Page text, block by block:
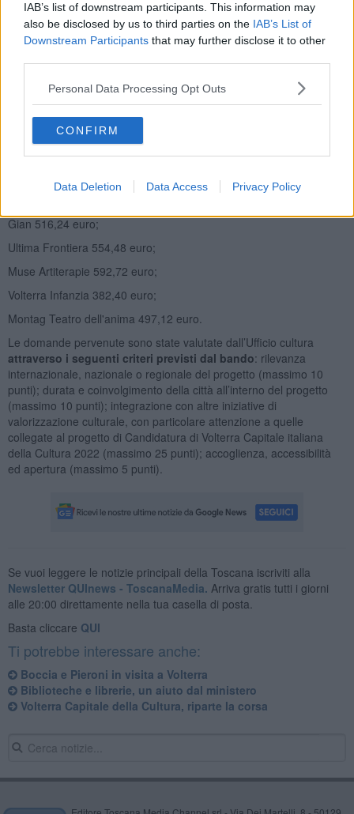
IAB’s list of downstream participants. This information may
also be disclosed by us to third parties on the IAB’s List of
Downstream Participants that may further disclose it to other
Personal Data Processing Opt Outs
CONFIRM
Data Deletion Data Access Privacy Policy
Le Distillerie 382,40 euro;
Anima Silvae 764,80 euro;
Amici di Mazzolla 401,52 euro;
Unione Cattolica Italiana insegnanti medi 382,40 euro;
Centro danza classica città di Volterra 535,36 euro;
Pro loco Saline 497,12 euro;
Gian 516,24 euro;
Ultima Frontiera 554,48 euro;
Muse Artiterapie 592,72 euro;
Volterra Infanzia 382,40 euro;
Montag Teatro dell'anima 497,12 euro.
Le domande pervenute sono state valutate dall’Ufficio cultura
attraverso i seguenti criteri previsti dal bando: rilevanza
internazionale, nazionale o regionale del progetto (massimo 10
punti); durata e coinvolgimento della città all’interno del progetto
(massimo 10 punti); integrazione con altre iniziative di
valorizzazione culturale, con particolare attenzione a quelle
collegate al progetto di Candidatura di Volterra Capitale italiana
della Cultura 2022 (massimo 25 punti); accoglienza, accessibilità
ed apertura (massimo 5 punti).
Se vuoi leggere le notizie principali della Toscana iscriviti alla
Newsletter QUInews - ToscanaMedia. Arriva gratis tutti i giorni
alle 20:00 direttamente nella tua casella di posta.
Basta cliccare QUI
Ti potrebbe interessare anche:
Boccia e Pieroni in visita a Volterra
Biblioteche e librerie, un aiuto dal ministero
Volterra Capitale della Cultura, riparte la corsa